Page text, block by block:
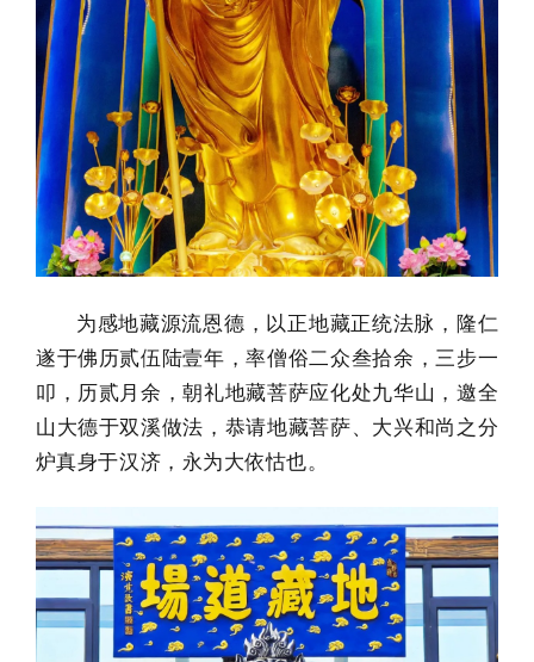
为感地藏源流恩德，以正地藏正统法脉，隆仁
遂于佛历贰伍陆壹年，率僧俗二众叁拾余，三步一
叩，历贰月余，朝礼地藏菩萨应化处九华山，邀全
山大德于双溪做法，恭请地藏菩萨、大兴和尚之分
炉真身于汉济，永为大依怙也。